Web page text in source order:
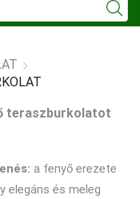
teraszburkolatot
a fenyő erezete
elegáns és meleg